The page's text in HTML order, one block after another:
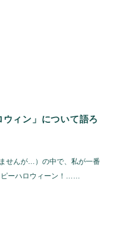
ィン」について語ろ
せんが…）の中で、私が一番
ピーハロウィーン！……